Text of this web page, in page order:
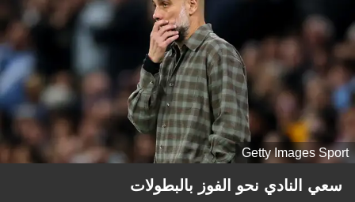
Getty Images Sport
سعي النادي نحو الفوز بالبطولات